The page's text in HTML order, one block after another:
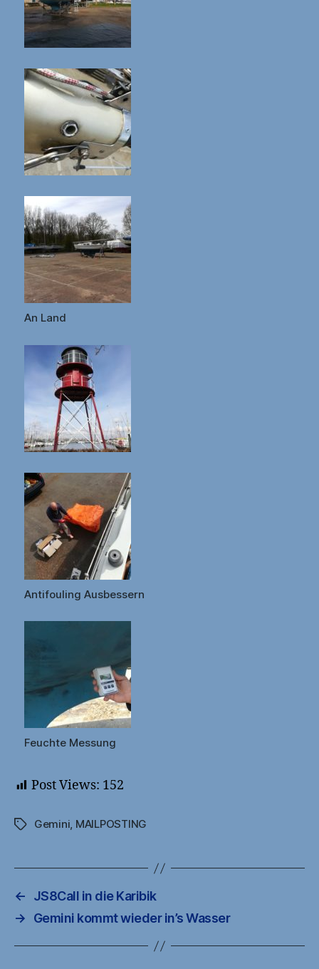
An Land
Antifouling Ausbessern
Feuchte Messung
Post Views: 152
Schlagwörter
Gemini, MAILPOSTING
←
JS8Call in die Karibik
→
Gemini kommt wieder in’s Wasser